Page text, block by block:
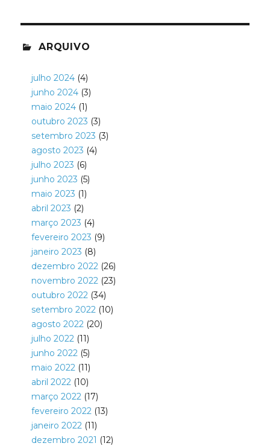
ARQUIVO
julho 2024(4)
junho 2024(3)
maio 2024(1)
outubro 2023 (3)
setembro 2023 (3)
agosto 2023 (4)
julho 2023 (6)
junho 2023 (5)
maio 2023 (1)
abril 2023 (2)
março 2023 (4)
fevereiro 2023 (9)
janeiro 2023 (8)
dezembro 2022(26)
novembro 2022(23)
outubro 2022(34)
setembro 2022(10)
agosto 2022(20)
julho 2022(11)
junho 2022(5)
maio 2022(11)
abril 2022(10)
março 2022(17)
fevereiro 2022(13)
janeiro 2022(11)
dezembro 2021 (12)